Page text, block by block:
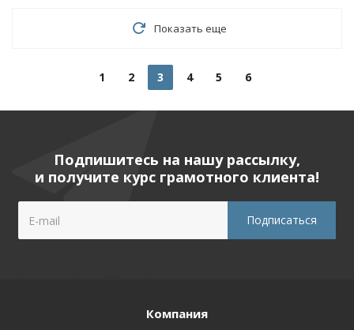
Показать еще
1 2 3 4 5 6
Подпишитесь на нашу рассылку,
и получите курс грамотного клиента!
Компания